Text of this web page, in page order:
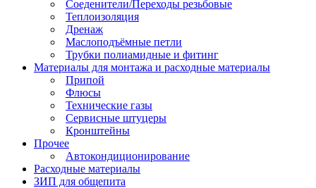
Соеденители/Переходы резьбовые
Теплоизоляция
Дренаж
Маслоподъёмные петли
Трубки полиамидные и фитинг
Материалы для монтажа и расходные материалы
Припой
Флюсы
Технические газы
Сервисные штуцеры
Кронштейны
Прочее
Автокондиционирование
Расходные материалы
ЗИП для общепита